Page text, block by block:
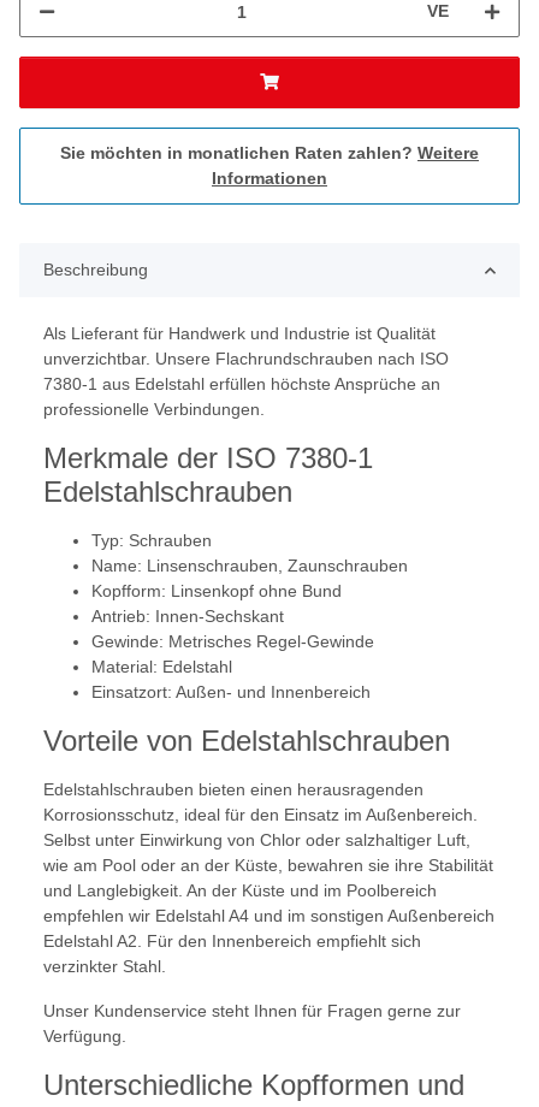
VE
Sie möchten in monatlichen Raten zahlen? Weitere
Informationen
Beschreibung
Als Lieferant für Handwerk und Industrie ist Qualität
unverzichtbar. Unsere Flachrundschrauben nach ISO
7380-1 aus Edelstahl erfüllen höchste Ansprüche an
professionelle Verbindungen.
Merkmale der ISO 7380-1
Edelstahlschrauben
Typ: Schrauben
Name: Linsenschrauben, Zaunschrauben
Kopfform: Linsenkopf ohne Bund
Antrieb: Innen-Sechskant
Gewinde: Metrisches Regel-Gewinde
Material: Edelstahl
Einsatzort: Außen- und Innenbereich
Vorteile von Edelstahlschrauben
Edelstahlschrauben bieten einen herausragenden
Korrosionsschutz, ideal für den Einsatz im Außenbereich.
Selbst unter Einwirkung von Chlor oder salzhaltiger Luft,
wie am Pool oder an der Küste, bewahren sie ihre Stabilität
und Langlebigkeit. An der Küste und im Poolbereich
empfehlen wir Edelstahl A4 und im sonstigen Außenbereich
Edelstahl A2. Für den Innenbereich empfiehlt sich
verzinkter Stahl.
Unser Kundenservice steht Ihnen für Fragen gerne zur
Verfügung.
Unterschiedliche Kopfformen und